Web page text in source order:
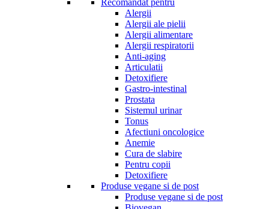
Recomandat pentru
Alergii
Alergii ale pielii
Alergii alimentare
Alergii respiratorii
Anti-aging
Articulatii
Detoxifiere
Gastro-intestinal
Prostata
Sistemul urinar
Tonus
Afectiuni oncologice
Anemie
Cura de slabire
Pentru copii
Detoxifiere
Produse vegane si de post
Produse vegane si de post